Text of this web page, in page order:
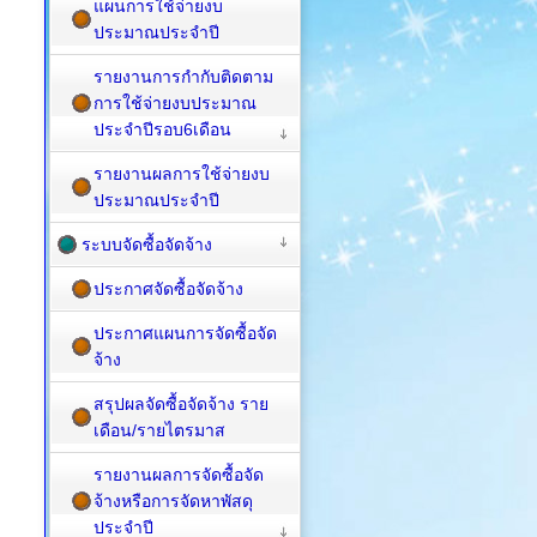
แผนการใช้จ่ายงบ
ประมาณประจำปี
รายงานการกำกับติดตาม
การใช้จ่ายงบประมาณ
ประจำปีรอบ6เดือน
รายงานผลการใช้จ่ายงบ
ประมาณประจำปี
ระบบจัดซื้อจัดจ้าง
ประกาศจัดซื้อจัดจ้าง
ประกาศแผนการจัดซื้อจัด
จ้าง
สรุปผลจัดซื้อจัดจ้าง ราย
เดือน/รายไตรมาส
รายงานผลการจัดซื้อจัด
จ้างหรือการจัดหาพัสดุ
ประจำปี